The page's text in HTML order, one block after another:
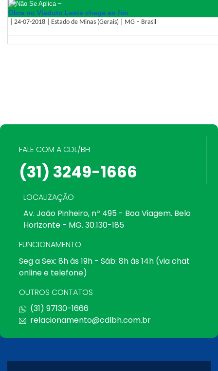
–
Obra no Viaduto Leste chega ao fim
| 24-07-2018 | Estado de Minas (Gerais) | MG – Brasil
FALE COM A CDL/BH
(31) 3249-1666
LOCALIZAÇÃO
Av. João Pinheiro, nº 495 - Boa Viagem. Belo
Horizonte - MG. 30.130-185
FUNCIONAMENTO
Seg a Sex: 8h às 19h - Sáb: 8h às 14h (via chat
online e telefone)
OUTROS CONTATOS
(31) 97130-1666
relacionamento@cdlbh.com.br